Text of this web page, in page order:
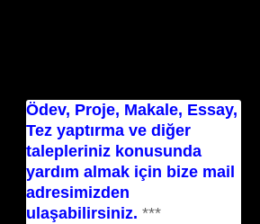
Ödev, Proje, Makale, Essay,
Tez yaptırma ve diğer
talepleriniz konusunda
yardım almak için bize mail
adresimizden
ulaşabilirsiniz. ***